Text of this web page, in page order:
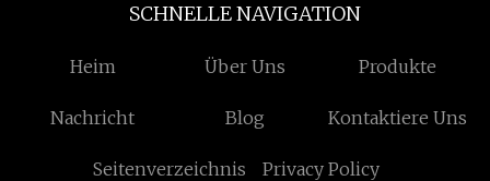
SCHNELLE NAVIGATION
Heim Über Uns Produkte
Nachricht Blog Kontaktiere Uns
Seitenverzeichnis Privacy Policy